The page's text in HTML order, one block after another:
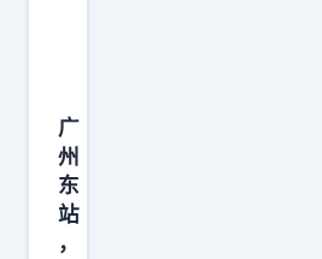
广
州
东
站
，